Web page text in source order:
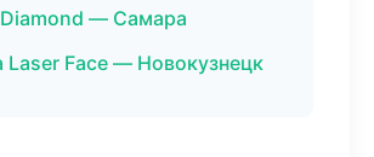
— Самара
Laser Face — Новокузнецк